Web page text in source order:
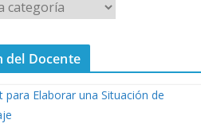
del Docente